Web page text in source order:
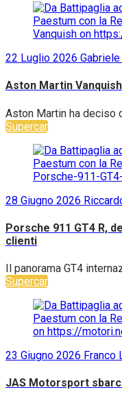
22 Luglio 2026
Aston Martin
Aston Martin ha deciso
Supercar
28 Giugno 2026
Porsche 911 GT4 R,
clienti
Il panorama GT4
Supercar
23 Giugno 2026 Franco
JAS Motorsport